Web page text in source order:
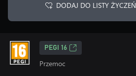
DODAJ DO LISTY ŻYCZEŃ
PEGI 16
Przemoc